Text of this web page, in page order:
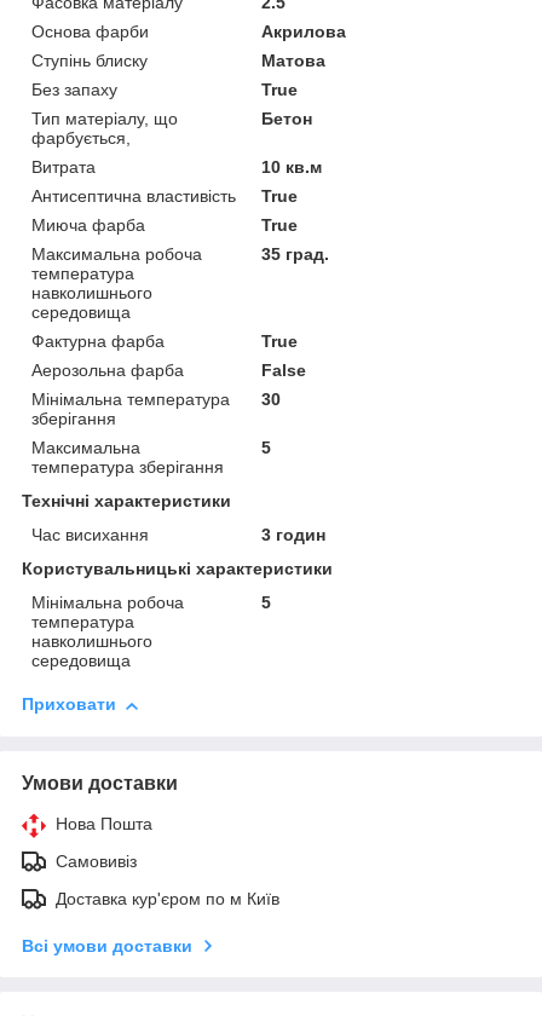
Основа фарби
Акрилова
Ступінь блиску
Матова
Без запаху
True
Тип матеріалу, що
фарбується,
Бетон
Витрата
10 кв.м
Антисептична властивість
True
Миюча фарба
True
Максимальна робоча
температура
навколишнього
середовища
35 град.
Фактурна фарба
True
Аерозольна фарба
False
Мінімальна температура
зберігання
30
Максимальна
температура зберігання
5
Технічні характеристики
Час висихання
3 годин
Користувальницькі характеристики
Мінімальна робоча
температура
навколишнього
середовища
5
Приховати
Умови доставки
Нова Пошта
Самовивіз
Доставка кур'єром по м Київ
Всі умови доставки